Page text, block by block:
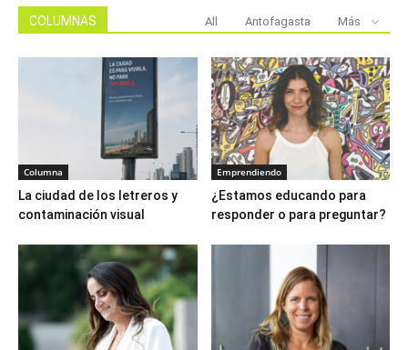
COLUMNAS All Antofagasta Más
Columna
La ciudad de los letreros y
contaminación visual
Emprendiendo
¿Estamos educando para
responder o para preguntar?